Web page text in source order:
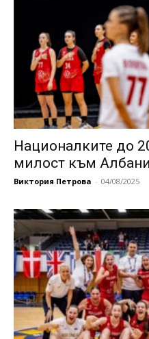
Националките до
милост към
Виктория Петрова - 04/08/2025